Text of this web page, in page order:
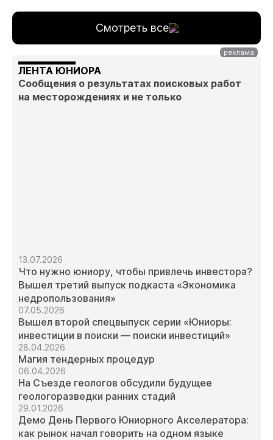
Смотреть все
ЛЕНТА ЮНИОРА
Сообщения о результатах поисковых работ
на месторождениях и не только
13.07.2026
Что нужно юниору, чтобы привлечь инвестора?
Вышел третий выпуск подкаста «Экономика
недропользования»
07.05.2026
Вышел второй спецвыпуск серии «Юниоры:
инвестиции в поиски — поиски инвестиций»
28.04.2026
Магия тендерных процедур
06.04.2026
На Съезде геологов обсудили будущее
геологоразведки ранних стадий
29.01.2026
Демо День Первого Юниорного Акселератора:
как рынок начал говорить на одном языке